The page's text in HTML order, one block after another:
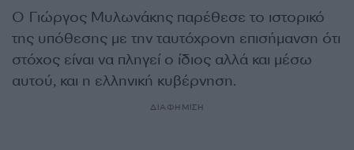
Ο Γιώργος Μυλωνάκης παρέθεσε το ιστορικό
της υπόθεσης με την ταυτόχρονη επισήμανση ότι
στόχος είναι να πληγεί ο ίδιος αλλά και μέσω
αυτού, και η ελληνική κυβέρνηση.
ΔΙΑΦΗΜΙΣΗ